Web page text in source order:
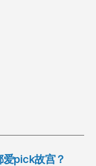
爱pick故宫？